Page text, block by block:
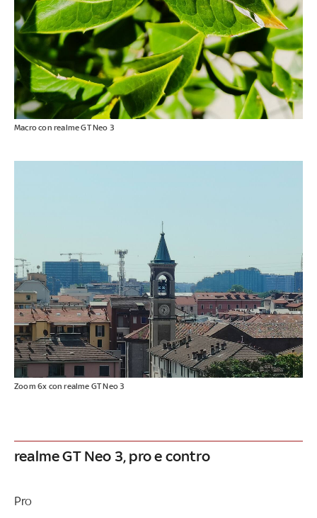
Macro con realme GT Neo 3
Zoom 6x con realme GT Neo 3
realme GT Neo 3, pro e contro
Pro